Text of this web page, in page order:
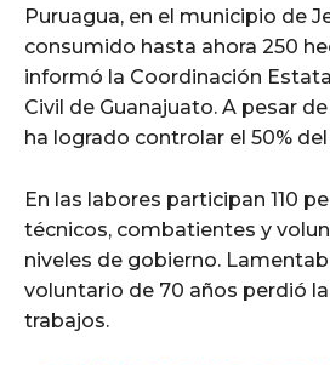
Puruagua, en el municipio de
consumido hasta ahora 250
informó la Coordinación
Civil de Guanajuato. A pesar
ha logrado controlar el 50%
En las labores participan 110
técnicos, combatientes y
niveles de gobierno.
voluntario de 70 años perdió
trabajos.